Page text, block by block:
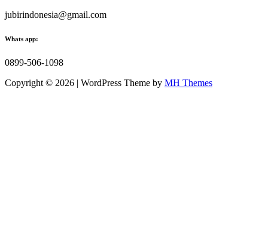
jubirindonesia@gmail.com
Whats app:
0899-506-1098
Copyright © 2026 | WordPress Theme by MH Themes